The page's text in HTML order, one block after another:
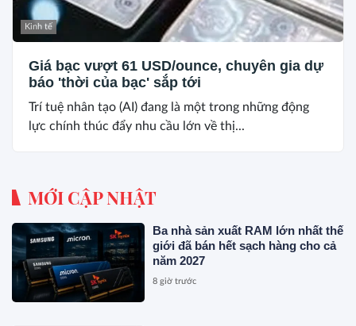
Kinh tế
Giá bạc vượt 61 USD/ounce, chuyên gia dự
báo 'thời của bạc' sắp tới
Trí tuệ nhân tạo (AI) đang là một trong những động
lực chính thúc đẩy nhu cầu lớn về thị...
MỚI CẬP NHẬT
Ba nhà sản xuất RAM lớn nhất thế
giới đã bán hết sạch hàng cho cả
năm 2027
8 giờ trước